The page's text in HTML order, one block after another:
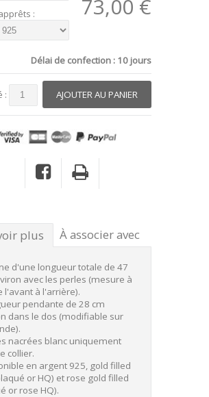
: 73,00 €
Délai de confection : 10 jours
:
plus À associer avec
d'une longueur totale de 47
avec les perles (mesure à
l'avant à l'arrière).
pendante de 28 cm
dans le dos (modifiable sur
nacrées blanc uniquement
collier.
en argent 925, gold filled
or HQ) et rose gold filled
or rose HQ).